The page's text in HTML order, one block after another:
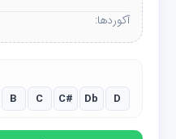
آکوردها:
B C C# Db D